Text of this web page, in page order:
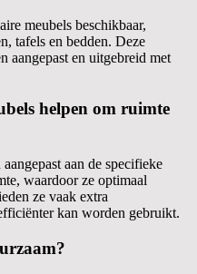
meubels beschikbaar,
tafels en bedden. Deze
aangepast en uitgebreid met
helpen om ruimte
aan de specifieke
waardoor ze optimaal
ze vaak extra
kan worden gebruikt.